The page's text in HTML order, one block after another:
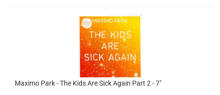
Maximo Park - The Kids Are Sick Again Part 2 - 7"